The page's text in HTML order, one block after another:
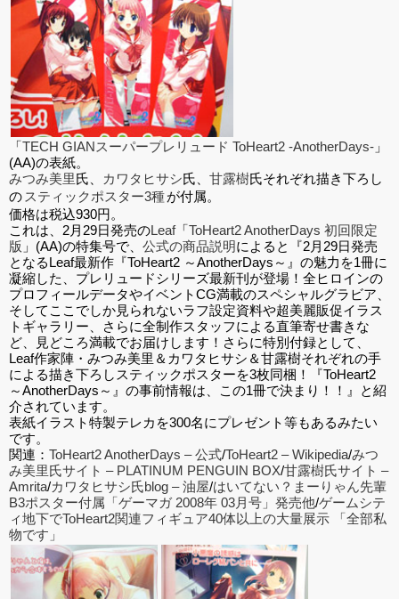
「TECH GIANスーパープレリュード ToHeart2 -AnotherDays- 」
(AA)の表紙。
みつみ美里氏、 カワタヒサシ氏、 甘露樹氏それぞれ描き下ろし
の スティックポスター3種が付属。
価格は税込930円。
これは、2月29日発売のLeaf「ToHeart2 AnotherDays 初回限定
版 」(AA)の特集号で、 公式の商品説明によると『2月29日発売
となるLeaf最新作『ToHeart2 ～AnotherDays～』の魅力を1冊に
凝縮した、プレリュードシリーズ最新刊が登場！全ヒロインの
プロフィールデータやイベントCG満載のスペシャルグラビア、
そしてここでしか見られないラフ設定資料や超美麗販促イラス
トギャラリー、さらに全制作スタッフによる直筆寄せ書きな
ど、見どころ満載でお届けします！さらに特別付録として、
Leaf作家陣・みつみ美里＆カワタヒサシ＆甘露樹それぞれの手
による描き下ろしスティックポスターを3枚同梱！『ToHeart2
～AnotherDays～』の事前情報は、この1冊で決まり！！』と紹
介されています。
表紙イラスト特製テレカを300名にプレゼント等もあるみたい
です。
関連： ToHeart2 AnotherDays – 公式/ToHeart2 – Wikipedia/みつ
み美里氏サイト – PLATINUM PENGUIN BOX/甘露樹氏サイト –
Amrita/カワタヒサシ氏blog – 油屋/はいてない？まーりゃん先輩
B3ポスター付属「ゲーマガ 2008年 03月号」発売他/ゲームシテ
ィ地下でToHeart2関連フィギュア40体以上の大量展示 「全部私
物です」